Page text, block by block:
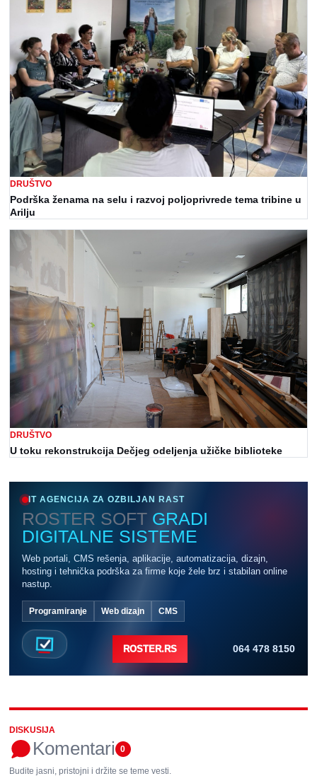
DRUŠTVO
Podrška ženama na selu i razvoj poljoprivrede tema tribine u
Arilju
DRUŠTVO
U toku rekonstrukcija Dečjeg odeljenja užičke biblioteke
IT AGENCIJA ZA OZBILJAN RAST
ROSTER SOFT GRADI
DIGITALNE SISTEME
Web portali, CMS rešenja, aplikacije, automatizacija, dizajn,
hosting i tehnička podrška za firme koje žele brz i stabilan online
nastup.
Programiranje Web dizajn CMS
ROSTER.RS 064 478 8150
DISKUSIJA
Komentari 0
Budite jasni, pristojni i držite se teme vesti.